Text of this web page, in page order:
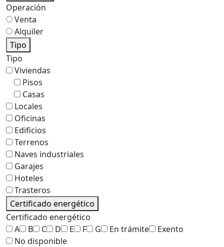
Operación
Venta
Alquiler
Tipo
Tipo
Viviendas
Pisos
Casas
Locales
Oficinas
Edificios
Terrenos
Naves industriales
Garajes
Hoteles
Trasteros
Certificado energético
Certificado energético
A
B C D E F G En trámite
Exento
No disponible